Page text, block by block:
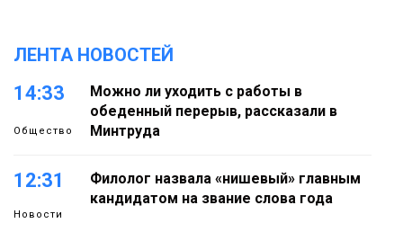
ЛЕНТА НОВОСТЕЙ
14:33
Общество
Можно ли уходить с работы в
обеденный перерыв, рассказали в
Минтруда
12:31
Новости
Филолог назвала «нишевый» главным
кандидатом на звание слова года